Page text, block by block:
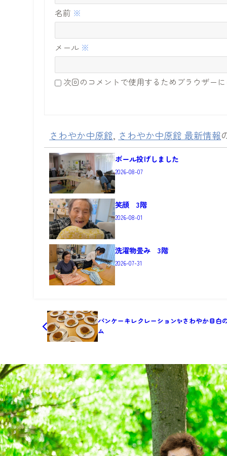
名前 ※
メール ※
次回のコメントで使用するためブラウザー
さわやか中原館, さわやか中原館 最新情報
ボール投げしました
2026-08-07
笑顔 3階
2026-08-01
洗濯物畳み 3階
2026-07-31
パンケーキレクレーション✨さわやか目
ム